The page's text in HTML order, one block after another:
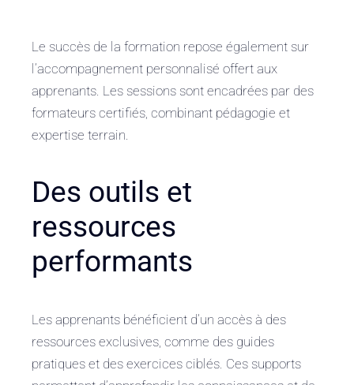
Le succès de la formation repose également sur
l’accompagnement personnalisé offert aux
apprenants. Les sessions sont encadrées par des
formateurs certifiés, combinant pédagogie et
expertise terrain.
Des outils et
ressources
performants
Les apprenants bénéficient d’un accès à des
ressources exclusives, comme des guides
pratiques et des exercices ciblés. Ces supports